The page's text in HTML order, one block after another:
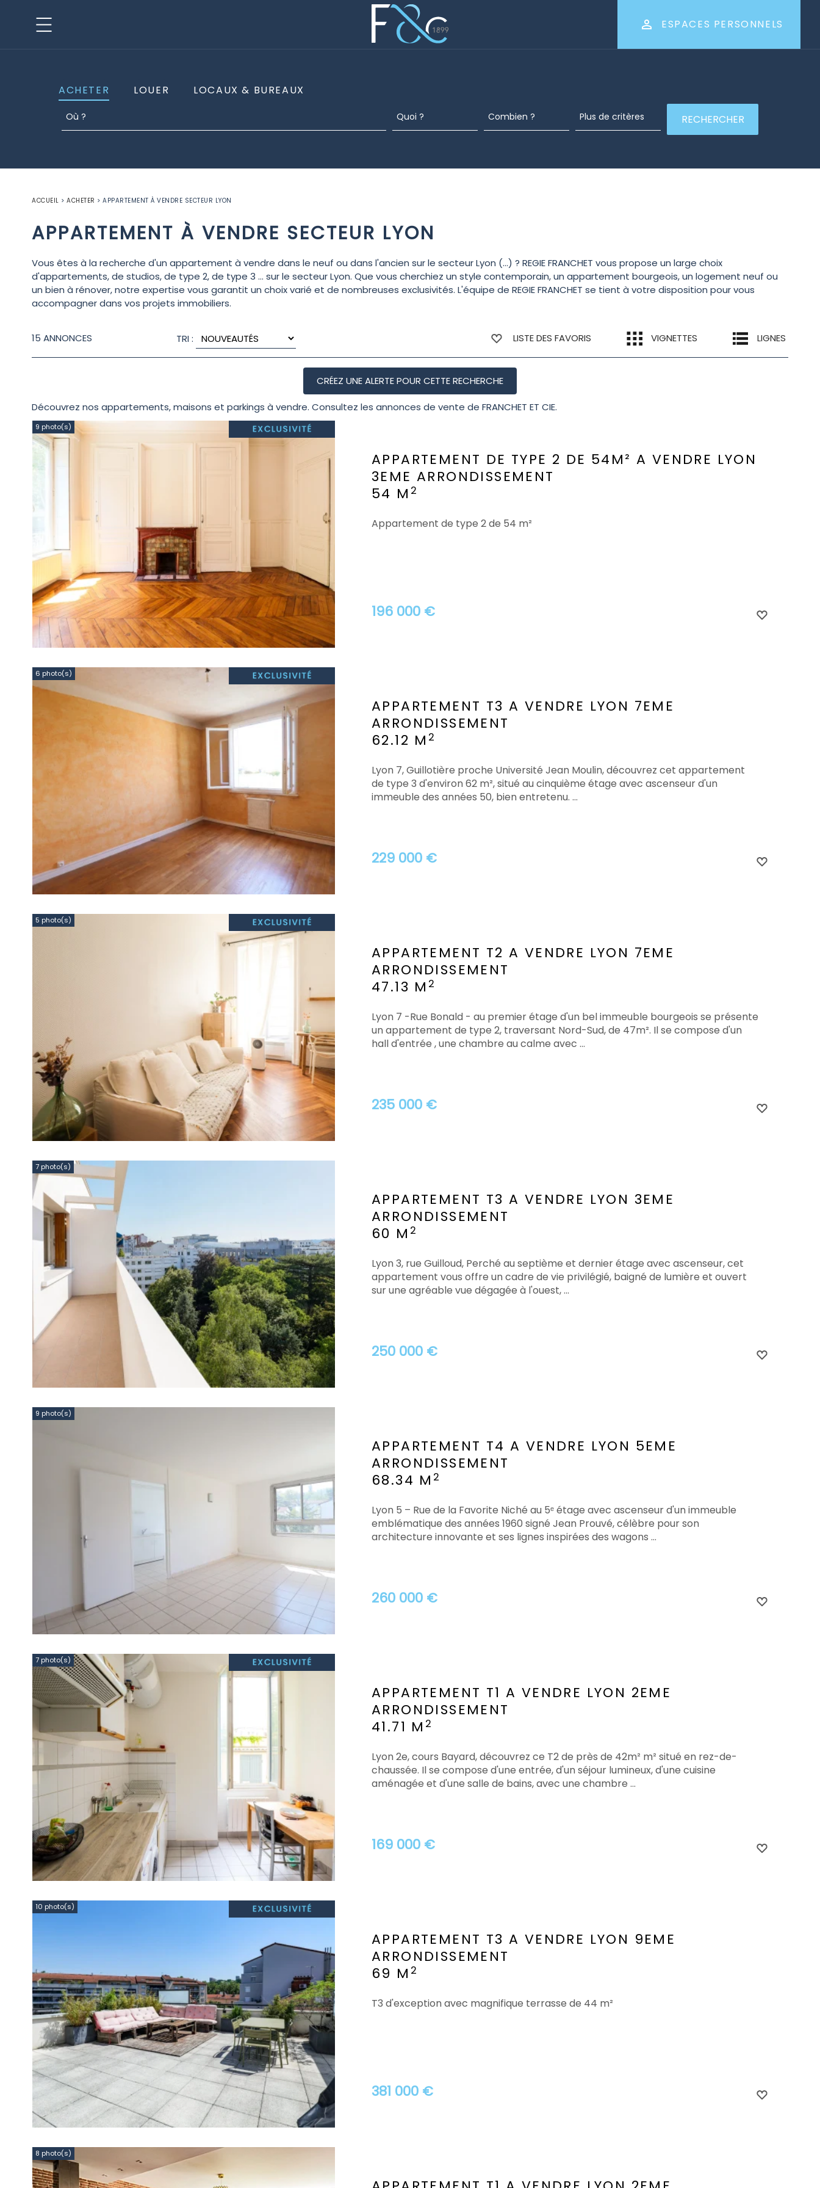
ESPACES PERSONNELS
ACHETER LOUER LOCAUX & BUREAUX
ACCUEIL > ACHETER > APPARTEMENT À VENDRE SECTEUR LYON
APPARTEMENT À VENDRE SECTEUR LYON
Vous êtes à la recherche d'un appartement à vendre dans le neuf ou dans l'ancien sur le secteur Lyon (...) ? REGIE FRANCHET vous propose un large choix
d'appartements, de studios, de type 2, de type 3 ... sur le secteur Lyon. Que vous cherchiez un style contemporain, un appartement bourgeois, un logement neuf ou
un bien à rénover, notre expertise vous garantit un choix varié et de nombreuses exclusivités. L'équipe de REGIE FRANCHET se tient à votre disposition pour vous
accompagner dans vos projets immobiliers.
15 ANNONCES TRI : LISTE DES FAVORIS VIGNETTES LIGNES
Découvrez nos appartements, maisons et parkings à vendre. Consultez les annonces de vente de FRANCHET ET CIE.
9 photo(s)
APPARTEMENT DE TYPE 2 DE 54M² A VENDRE LYON
3EME ARRONDISSEMENT
54 M 2
196 000 €
Appartement de type 2 de 54 m²
6 photo(s)
APPARTEMENT T3 A VENDRE LYON 7EME
ARRONDISSEMENT
62.12 M 2
229 000 €
Lyon 7, Guillotière proche Université Jean Moulin, découvrez cet appartement
de type 3 d'environ 62 m², situé au cinquième étage avec ascenseur d'un
immeuble des années 50, bien entretenu. ...
5 photo(s)
APPARTEMENT T2 A VENDRE LYON 7EME
ARRONDISSEMENT
47.13 M 2
235 000 €
Lyon 7 -Rue Bonald - au premier étage d'un bel immeuble bourgeois se présente
un appartement de type 2, traversant Nord-Sud, de 47m². Il se compose d'un
hall d'entrée , une chambre au calme avec ...
7 photo(s)
APPARTEMENT T3 A VENDRE LYON 3EME
ARRONDISSEMENT
60 M 2
250 000 €
Lyon 3, rue Guilloud, Perché au septième et dernier étage avec ascenseur, cet
appartement vous offre un cadre de vie privilégié, baigné de lumière et ouvert
sur une agréable vue dégagée à l'ouest, ...
9 photo(s)
APPARTEMENT T4 A VENDRE LYON 5EME
ARRONDISSEMENT
68.34 M 2
260 000 €
Lyon 5 – Rue de la Favorite Niché au 5ᵉ étage avec ascenseur d'un immeuble
emblématique des années 1960 signé Jean Prouvé, célèbre pour son
architecture innovante et ses lignes inspirées des wagons ...
7 photo(s)
APPARTEMENT T1 A VENDRE LYON 2EME
ARRONDISSEMENT
41.71 M 2
169 000 €
Lyon 2e, cours Bayard, découvrez ce T2 de près de 42m² m² situé en rez-de-
chaussée. Il se compose d'une entrée, d'un séjour lumineux, d'une cuisine
aménagée et d'une salle de bains, avec une chambre ...
10 photo(s)
APPARTEMENT T3 A VENDRE LYON 9EME
ARRONDISSEMENT
69 M 2
381 000 €
T3 d'exception avec magnifique terrasse de 44 m²
8 photo(s)